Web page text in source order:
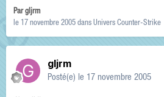
Pargljrm
le 17 novembre 2005 dans Univers Counter-Strike
gljrm
Posté(e) le 17 novembre 2005